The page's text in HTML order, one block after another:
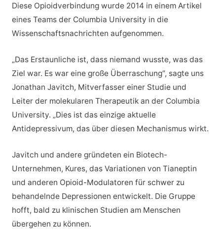
Diese Opioidverbindung wurde 2014 in einem Artikel
eines Teams der Columbia University in die
Wissenschaftsnachrichten aufgenommen.
„Das Erstaunliche ist, dass niemand wusste, was das
Ziel war. Es war eine große Überraschung“, sagte uns
Jonathan Javitch, Mitverfasser einer Studie und
Leiter der molekularen Therapeutik an der Columbia
University. „Dies ist das einzige aktuelle
Antidepressivum, das über diesen Mechanismus wirkt.
Javitch und andere gründeten ein Biotech-
Unternehmen, Kures, das Variationen von Tianeptin
und anderen Opioid-Modulatoren für schwer zu
behandelnde Depressionen entwickelt. Die Gruppe
hofft, bald zu klinischen Studien am Menschen
übergehen zu können.